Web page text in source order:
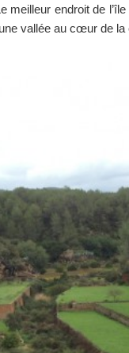
meilleur endroit de
vallée au cœur de la